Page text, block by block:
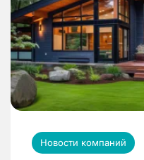
Новости компаний